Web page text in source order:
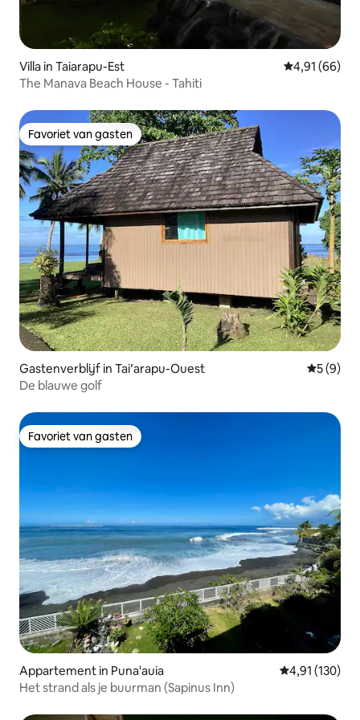
Villa in Taiarapu-Est Gemiddelde
4,91 (66)
The Manava Beach House - Tahiti
Favoriet van gasten
Favoriet van gasten
Gastenverblijf in Taiʻarapu-Ouest
5 (9)
De blauwe golf
Favoriet van gasten
Favoriet van gasten
Appartement in Puna'auia Gemiddelde
4,91 (130)
Het strand als je buurman (Sapinus Inn)